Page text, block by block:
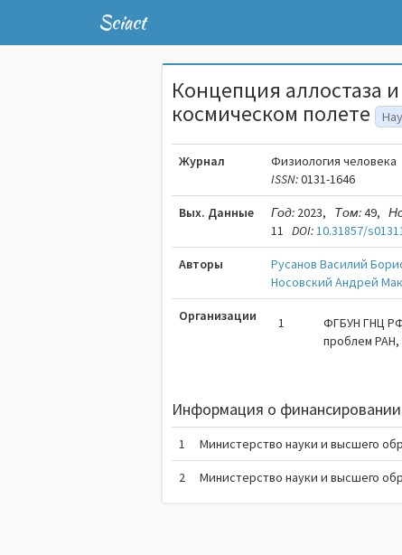
Sciact
Концепция аллостаза
космическом полете
Журнал
Физиология человека
ISSN:0131-1646
Вых. Данные Год: 2023, Том:49,
11 DOI:10.31857/
Авторы Русанов Василий
Носовский Андрей
Организации 1
ФГБУН ГНЦ
проблем
Информация о
1 Министерство науки и высшего
2 Министерство науки и высшего